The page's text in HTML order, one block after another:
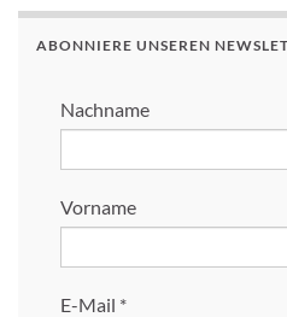
ABONNIERE UNSEREN
Nachname
Vorname
E-Mail *